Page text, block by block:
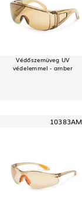
Védőszemüveg UV
védelemmel - amber
10383AM